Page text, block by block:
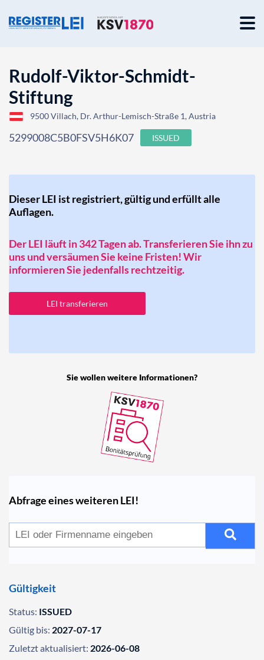
Rudolf-Viktor-Schmidt-
Stiftung
9500 Villach, Dr. Arthur-Lemisch-Straße 1, Austria
5299008C5B0FSV5H6K07 ISSUED
Dieser LEI ist registriert, gültig und erfüllt alle
Auflagen.
Der LEI läuft in 342 Tagen ab. Transferieren Sie ihn zu
uns und versäumen Sie keine Fristen! Wir
informieren Sie jedenfalls rechtzeitig.
LEI transferieren
Sie wollen weitere Informationen?
Abfrage eines weiteren LEI!
Gültigkeit
Status: ISSUED
Gültig bis: 2027-07-17
Zuletzt aktualisiert: 2026-06-08